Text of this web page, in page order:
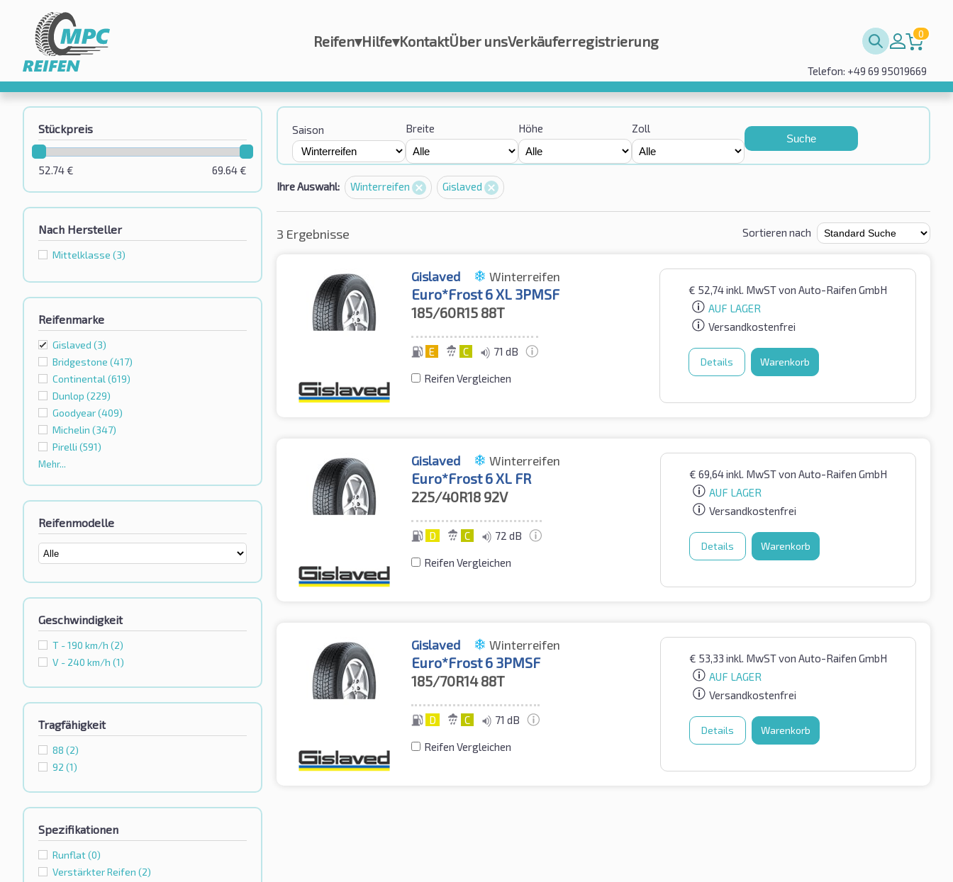
Reifen▾Hilfe▾KontaktÜber unsVerkäuferregistrierung 0
Telefon: +49 69 95019669
Stückpreis
69.64€
52.74€
Nach Hersteller
Mittelklasse (3)
Reifenmarke
Gislaved (3)
Bridgestone (417)
Continental (619)
Dunlop (229)
Goodyear(409)
Michelin (347)
Pirelli (591)
Mehr...
Reifenmodelle
Geschwindigkeit
T - 190 km/h (2)
V - 240 km/h (1)
Tragfähigkeit
88 (2)
92 (1)
Spezifikationen
Runflat(0)
Verstärkter Reifen (2)
Saison Breite Höhe Zoll
Suche
Ihre Auswahl: Winterreifen Gislaved
3 Ergebnisse Sortieren nach
Gislaved Winterreifen
Euro*Frost 6 XL 3PMSF
185/60R15 88T
E C 71 dB
Reifen Vergleichen
€ 52,74inkl. MwSTvon Auto-Raifen GmbH
AUF LAGER
Versandkostenfrei
Details Warenkorb
Gislaved Winterreifen
Euro*Frost 6 XL FR
225/40R18 92V
D C 72 dB
Reifen Vergleichen
€ 69,64inkl. MwSTvon Auto-Raifen GmbH
AUF LAGER
Versandkostenfrei
Details Warenkorb
Gislaved Winterreifen
Euro*Frost 6 3PMSF
185/70R1488T
D C 71 dB
Reifen Vergleichen
€ 53,33 inkl. MwSTvon Auto-Raifen GmbH
AUF LAGER
Versandkostenfrei
Details Warenkorb